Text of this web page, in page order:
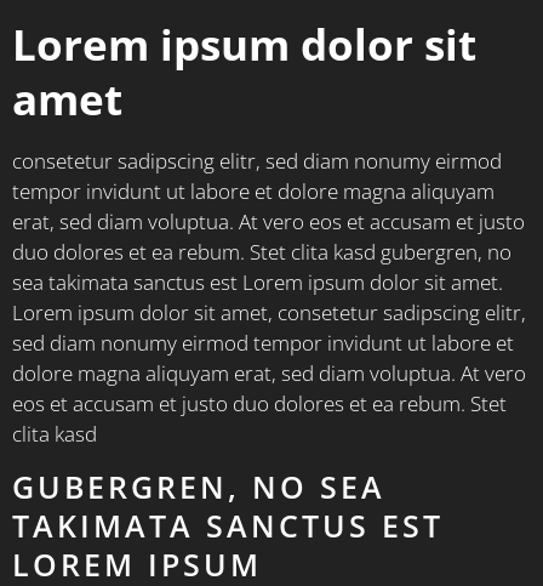
Lorem ipsum dolor sit
amet
consetetur sadipscing elitr, sed diam nonumy eirmod
tempor invidunt ut labore et dolore magna aliquyam
erat, sed diam voluptua. At vero eos et accusam et justo
duo dolores et ea rebum. Stet clita kasd gubergren, no
sea takimata sanctus est Lorem ipsum dolor sit amet.
Lorem ipsum dolor sit amet, consetetur sadipscing elitr,
sed diam nonumy eirmod tempor invidunt ut labore et
dolore magna aliquyam erat, sed diam voluptua. At vero
eos et accusam et justo duo dolores et ea rebum. Stet
clita kasd
GUBERGREN, NO SEA
TAKIMATA SANCTUS EST
LOREM IPSUM